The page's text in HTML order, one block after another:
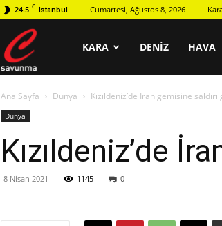
24.5 C İstanbul Cumartesi, Ağustos 8, 2026
savunma
KARA DENIZ HAVA
Ana Sayfa Dünya Kızıldeniz’de İran gemisine
Dünya
Kızıldeniz’de
8 Nisan 2021 1145 0